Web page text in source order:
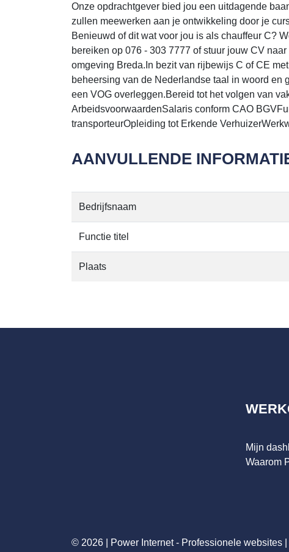
Onze opdrachtgever bied jou een uitdagende
zullen meewerken aan je ontwikkeling door je
Benieuwd of dit wat voor jou is als chauffeur C?
bereiken op 076 - 303 7777 of stuur jouw CV
omgeving Breda.In bezit van rijbewijs C of CE
beheersing van de Nederlandse taal in woord en
een VOG overleggen.Bereid tot het volgen van
ArbeidsvoorwaardenSalaris conform CAO
transporteurOpleiding tot Erkende
AANVULLENDE
Bedrijfsnaam
Functie titel
Plaats
Mijn
Waarom
© 2026 | Power Internet - Professionele websites